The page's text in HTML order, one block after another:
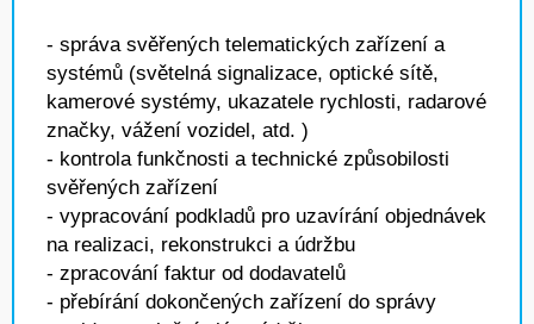
- správa svěřených telematických zařízení a
systémů (světelná signalizace, optické sítě,
kamerové systémy, ukazatele rychlosti, radarové
značky, vážení vozidel, atd. )
- kontrola funkčnosti a technické způsobilosti
svěřených zařízení
- vypracování podkladů pro uzavírání objednávek
na realizaci, rekonstrukci a údržbu
- zpracování faktur od dodavatelů
- přebírání dokončených zařízení do správy